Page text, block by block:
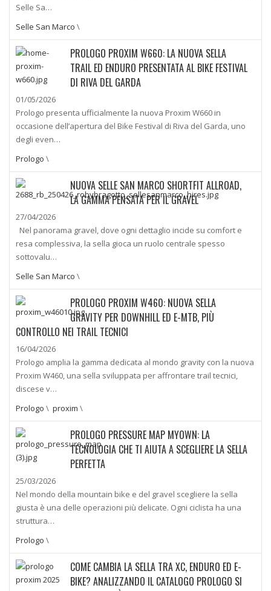
Selle Sa…
Selle San Marco \
PROLOGO PROXIM W660: LA NUOVA SELLA
TRAIL ED ENDURO PRESENTATA AL BIKE FESTIVAL
DI RIVA DEL GARDA
01/05/2026
Prologo presenta ufficialmente la nuova Proxim W660 in
occasione dell’apertura del Bike Festival di Riva del Garda, uno
degli even…
Prologo \
NUOVA SELLE SAN MARCO SHORTFIT ALLROAD,
LA GAMMA PENSATA PER IL GRAVEL
27/04/2026
Nel panorama gravel, dove ogni dettaglio incide su comfort e
resa complessiva, la sella gioca un ruolo centrale spesso
sottovalu…
Selle San Marco \
PROLOGO PROXIM W460: NUOVA SELLA
GRAVITY PER DOWNHILL ED E-MTB, PIÙ
CONTROLLO NEI TRAIL TECNICI
16/04/2026
Prologo amplia la gamma dedicata al mondo gravity con la nuova
Proxim W460, una sella sviluppata per affrontare trail tecnici,
discese v…
Prologo \ proxim \
PROLOGO PRESSURE MAP MYOWN: LA
TECNOLOGIA CHE TI AIUTA A SCEGLIERE LA SELLA
PERFETTA
25/03/2026
Nel mondo della mountain bike e del gravel scegliere la sella
giusta è una delle operazioni più delicate. Ogni ciclista ha una
struttura…
Prologo \
COME CAMBIA LA SELLA TRA XC, ENDURO ED E-
BIKE? ANALIZZANDO IL CATALOGO PROLOGO SI